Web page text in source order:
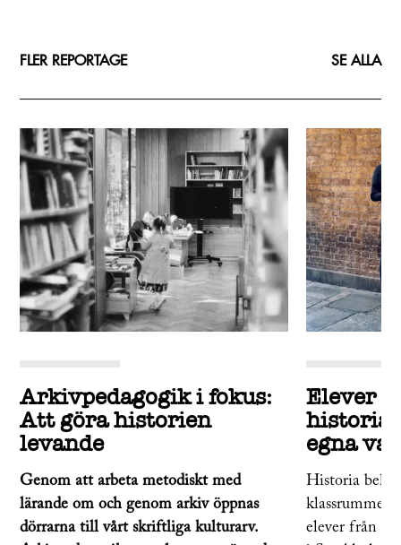
FLER REPORTAGE SE ALLA
Arkivpedagogik i fokus:
Att göra historien
levande
Genom att arbeta metodiskt med
lärande om och genom arkiv öppnas
dörrarna till vårt skriftliga kulturarv.
Elever
historia
egna
Historia
klassrummet.
elever från